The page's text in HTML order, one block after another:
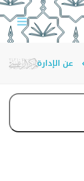
عن الإدارة